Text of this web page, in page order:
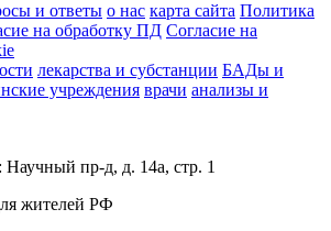
и ответы о нас карта сайта Политика
на обработку ПД Согласие на
лекарства и субстанции БАДы и
учреждения врачи анализы и
пр-д, д. 14а, стр. 1
жителей РФ